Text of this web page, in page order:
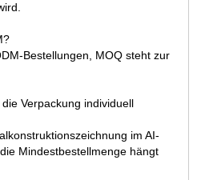
Bestellungen, MOQ steht zur
Verpackung individuell
im AI-
Mindestbestellmenge hängt